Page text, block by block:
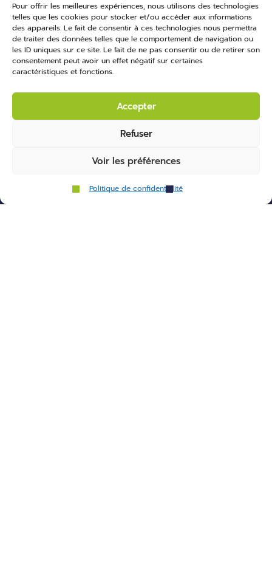
Pour offrir les meilleures expériences, nous utilisons des technologies
telles que les cookies pour stocker et/ou accéder aux informations
des appareils. Le fait de consentir à ces technologies nous permettra
de traiter des données telles que le comportement de navigation ou
les ID uniques sur ce site. Le fait de ne pas consentir ou de retirer son
consentement peut avoir un effet négatif sur certaines
caractéristiques et fonctions.
Accepter
Refuser
Voir les préférences
Politique de confidentialité
5, les Creux du Pont,
25520 Arc-sous-Cicon